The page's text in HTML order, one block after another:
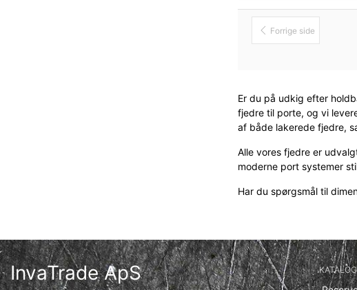
Forrige side
Er du på udkig efter
fjedre til porte, og vi
af både lakerede fjedre,
Alle vores fjedre er
moderne port systemer
Har du spørgsmål til
InvaTrade ApS KATALOG